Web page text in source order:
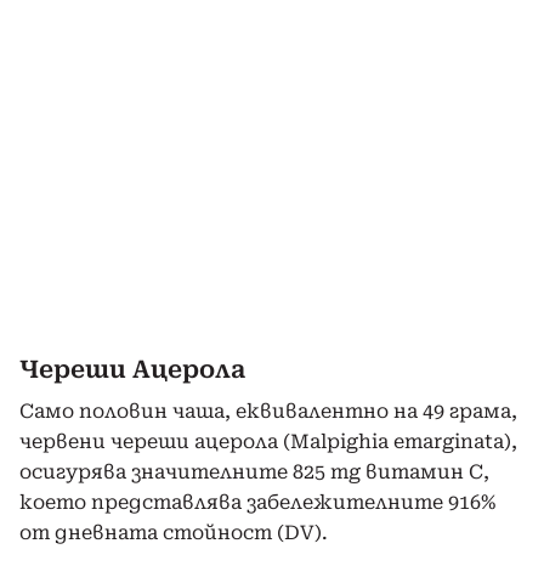
Череши Ацерола
Само половин чаша, еквивалентно на 49 грама,
червени череши ацерола (Malpighia emarginata),
осигурява значителните 825 mg витамин С,
което представлява забележителните 916%
от дневната стойност (DV).